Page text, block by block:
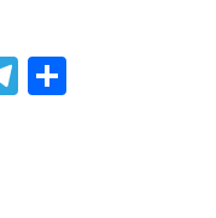
Telegram